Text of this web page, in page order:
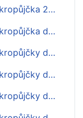
Mikropůjčka 20000
Mikropůjčka do 1000 Kč
Mikropůjčky do 2000 Kč
Mikropůjčky do 3000 Kč
Mikropůjčky do 4000 Kč